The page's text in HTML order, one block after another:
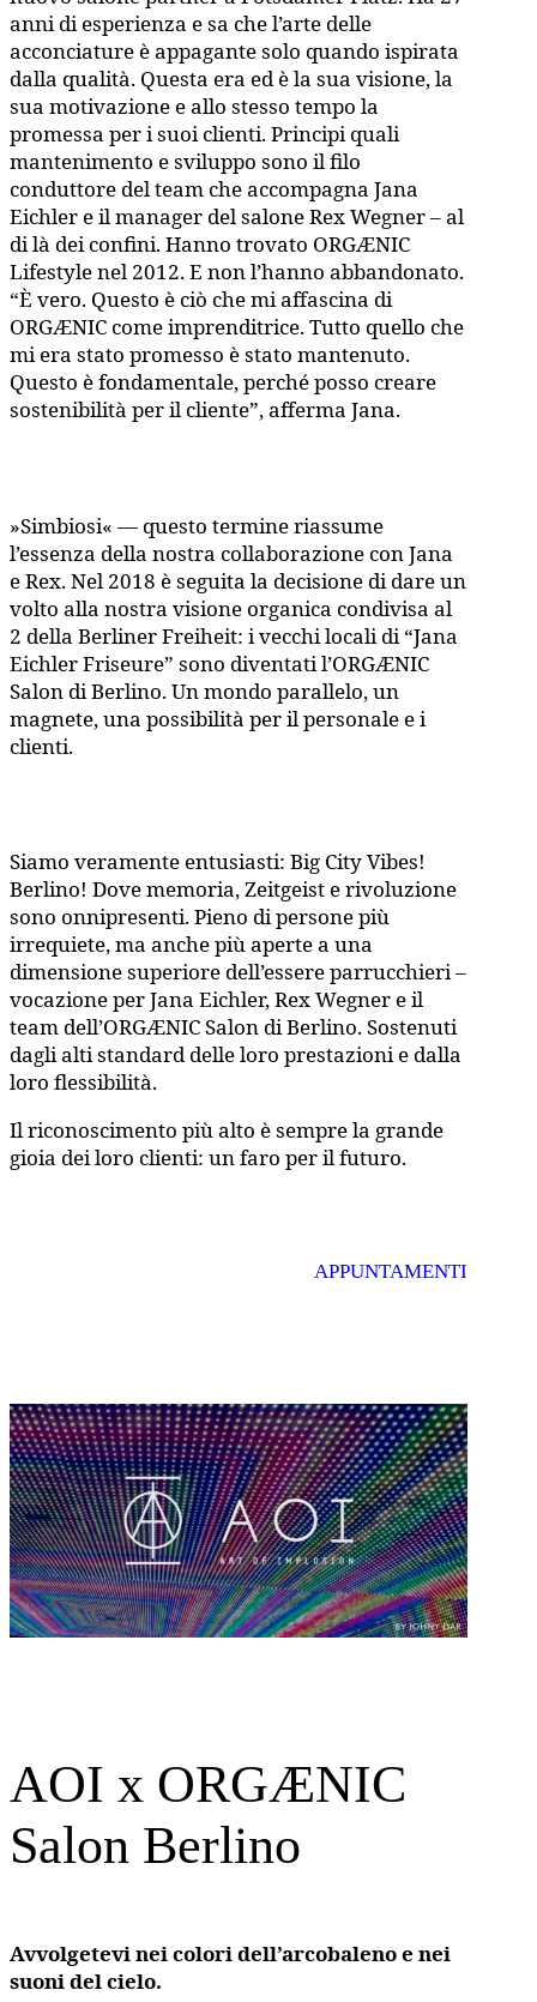
anni di esperienza e sa che l’arte delle
acconciature è appagante solo quando ispirata
dalla qualità. Questa era ed è la sua visione, la
sua motivazione e allo stesso tempo la
promessa per i suoi clienti. Principi quali
mantenimento e sviluppo sono il filo
conduttore del team che accompagna Jana
Eichler e il manager del salone Rex Wegner – al
di là dei confini. Hanno trovato ORGÆNIC
Lifestyle nel 2012. E non l’hanno abbandonato.
“È vero. Questo è ciò che mi affascina di
ORGÆNIC come imprenditrice. Tutto quello che
mi era stato promesso è stato mantenuto.
Questo è fondamentale, perché posso creare
sostenibilità per il cliente”, afferma Jana.
»Simbiosi« — questo termine riassume
l’essenza della nostra collaborazione con Jana
e Rex. Nel 2018 è seguita la decisione di dare un
volto alla nostra visione organica condivisa al
2 della Berliner Freiheit: i vecchi locali di “Jana
Eichler Friseure” sono diventati l’ORGÆNIC
Salon di Berlino. Un mondo parallelo, un
magnete, una possibilità per il personale e i
clienti.
Siamo veramente entusiasti: Big City Vibes!
Berlino! Dove memoria, Zeitgeist e rivoluzione
sono onnipresenti. Pieno di persone più
irrequiete, ma anche più aperte a una
dimensione superiore dell’essere parrucchieri –
vocazione per Jana Eichler, Rex Wegner e il
team dell’ORGÆNIC Salon di Berlino. Sostenuti
dagli alti standard delle loro prestazioni e dalla
loro flessibilità.
Il riconoscimento più alto è sempre la grande
gioia dei loro clienti: un faro per il futuro.
APPUNTAMENTI
AOI x ORGÆNIC
Salon Berlino
Avvolgetevi nei colori dell’arcobaleno e nei
suoni del cielo.